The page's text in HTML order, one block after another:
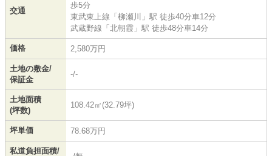
交通
歩5分
東武東上線 「 柳瀬川 」駅 徒歩40分車12分
武蔵野線 「 北朝霞 」駅 徒歩48分車14分
価格 2,580万円
土地の敷金/
保証金
-/-
土地面積
(坪数)
108.42㎡(32.79坪)
坪単価 78.68万円
私道負担面積/